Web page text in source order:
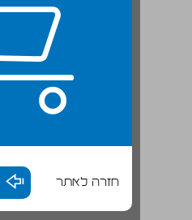
חזרה לאתר